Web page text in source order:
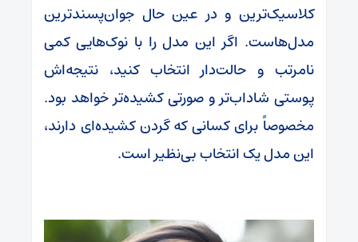
کلاسیک‌ترین و در عین حال جوان‌پسندترین
مدل‌هاست. اگر این مدل را با نوک‌هایی کمی
نامرتب و حالت‌دار انتخاب کنید، نتیجه‌اش
پوستی شاداب‌تر و صورتی کشیده‌تر خواهد بود.
مخصوصاً برای کسانی که گردن کشیده‌ای دارند،
این مدل یک انتخاب بی‌نظیر است.